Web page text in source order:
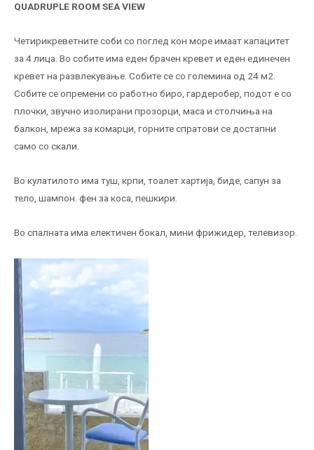
QUADRUPLE ROOM SEA VIEW
Четирикреветните соби со поглед кон море имаат капацитет
за 4 лица. Во собите има еден брачен кревет и еден единечен
кревет на развлекување. Собите се со големина од 24 м2.
Собите се опремени со работно биро, гардеробер, подот е со
плочки, звучно изолирани прозорци, маса и столчиња на
балкон, мрежа за комарци, горните спратови се достапни
само со скали.
Во кулатилото има туш, крпи, тоалет хартија, биде, сапун за
тело, шампон. фен за коса, пешкири.
Во спалната има електичен бокал, мини фрижидер, телевизор.